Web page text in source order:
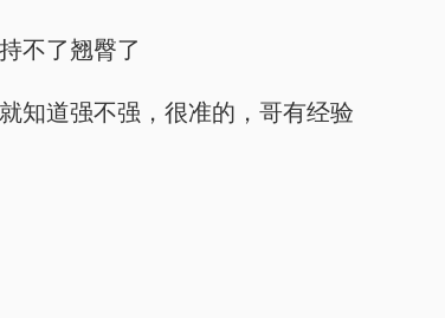
不了翘臀了
知道强不强，很准的，哥有经验